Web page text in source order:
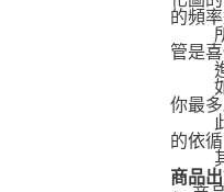
的頻
管是
你最
的依
商品